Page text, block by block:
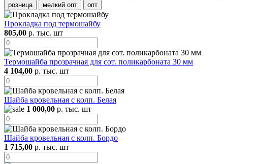
розница мелкий опт опт
Прокладка под термошайбу
805,00 р. тыс. шт
Термошайба прозрачная для сот. поликарбоната 30 мм
4 104,00 р. тыс. шт
Шайба кровельная с колп. Белая
1 000,00 р. тыс. шт
Шайба кровельная с колп. Бордо
1 715,00 р. тыс. шт